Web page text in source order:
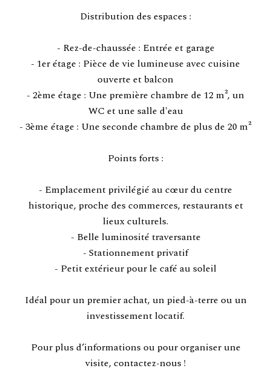
Distribution des espaces :
- Rez-de-chaussée : Entrée et garage
- 1er étage : Pièce de vie lumineuse avec cuisine
ouverte et balcon
- 2ème étage : Une première chambre de 12 m², un
WC et une salle d'eau
- 3ème étage : Une seconde chambre de plus de 20 m²
Points forts :
- Emplacement privilégié au cœur du centre
historique, proche des commerces, restaurants et
lieux culturels.
- Belle luminosité traversante
- Stationnement privatif
- Petit extérieur pour le café au soleil
Idéal pour un premier achat, un pied-à-terre ou un
investissement locatif.
Pour plus d’informations ou pour organiser une
visite, contactez-nous !